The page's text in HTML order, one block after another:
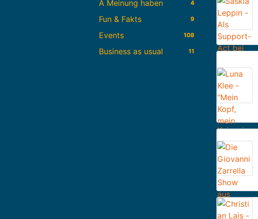
A Meinung haben 4
Fun & Fakts 9
Events 108
Business as usual 11